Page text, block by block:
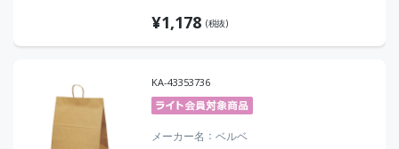
¥1,178 (税抜)
KA-43353736
メーカー名 ベルベ